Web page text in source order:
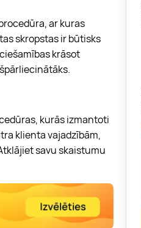
ar kuras
skropstas ir būtisks
krāsot
kurās izmantoti
klienta vajadzībām,
savu skaistumu